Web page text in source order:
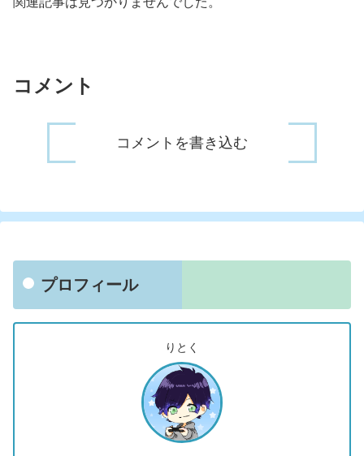
コメント
コメントを書き込む
プロフィール
りとく